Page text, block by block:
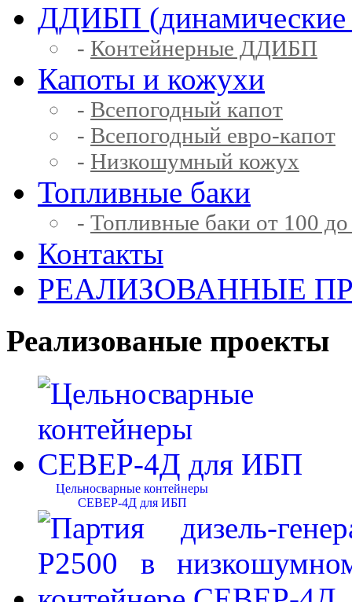
ДДИБП
- Контейнерные ДДИБП
Капоты и кожухи
- Всепогодный капот
- Всепогодный евро-капот
- Низкошумный кожух
Топливные баки
- Топливные баки от 100
Контакты
РЕАЛИЗОВАННЫЕ
Реализованые проекты
Цельносварные контейнеры
СЕВЕР-4Д для ИБП